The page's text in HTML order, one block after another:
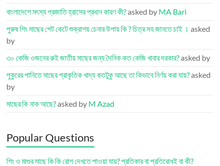
বাংলাদেশে মৎস্য প্রজাতি হ্রাসের প্রধান কারণ কী?asked by MA Bari
পুরুষ শিং মাছের পেট কেটে শুক্রাশয় চেনার উপায় কি ? চিত্র সহ জানতে চাই । asked
by
৩০ কেজি ওজনের রুই জাতীয় মাছের জন্য দৈনিক কত কেজি খাবার দরকার?asked by
পুকুরের পানিতে মাছের প্রাকৃতিক খাদ্য কতটুকু আছে তা কিভাবে নির্ণয় করা যায়?asked
by
মাছের কি নাক আছে?asked by M Azad
Popular Questions
শিং ও মাগুর মাছে কি কি রোগ দেখতে পাওয়া যায়? প্রতিকার বা প্রতিরোধই বা কী?